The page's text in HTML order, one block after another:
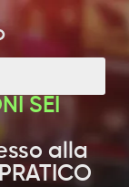
SEI
alla